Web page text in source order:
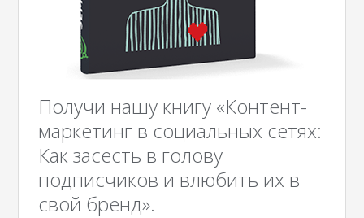
Получи нашу книгу «Контент-
маркетинг в социальных сетях:
Как засесть в голову
подписчиков и влюбить их в
свой бренд».